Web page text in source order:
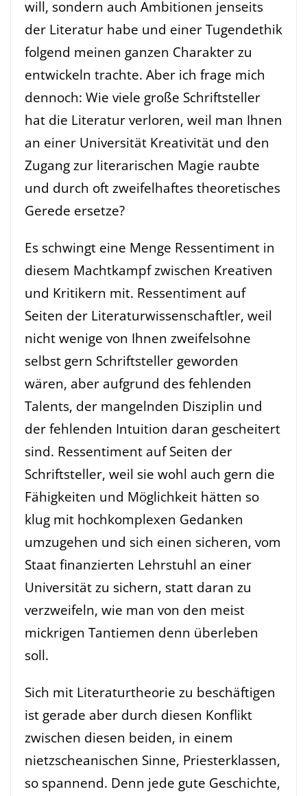
will, sondern auch Ambitionen jenseits
der Literatur habe und einer Tugendethik
folgend meinen ganzen Charakter zu
entwickeln trachte. Aber ich frage mich
dennoch: Wie viele große Schriftsteller
hat die Literatur verloren, weil man Ihnen
an einer Universität Kreativität und den
Zugang zur literarischen Magie raubte
und durch oft zweifelhaftes theoretisches
Gerede ersetze?
Es schwingt eine Menge Ressentiment in
diesem Machtkampf zwischen Kreativen
und Kritikern mit. Ressentiment auf
Seiten der Literaturwissenschaftler, weil
nicht wenige von Ihnen zweifelsohne
selbst gern Schriftsteller geworden
wären, aber aufgrund des fehlenden
Talents, der mangelnden Disziplin und
der fehlenden Intuition daran gescheitert
sind. Ressentiment auf Seiten der
Schriftsteller, weil sie wohl auch gern die
Fähigkeiten und Möglichkeit hätten so
klug mit hochkomplexen Gedanken
umzugehen und sich einen sicheren, vom
Staat finanzierten Lehrstuhl an einer
Universität zu sichern, statt daran zu
verzweifeln, wie man von den meist
mickrigen Tantiemen denn überleben
soll.
Sich mit Literaturtheorie zu beschäftigen
ist gerade aber durch diesen Konflikt
zwischen diesen beiden, in einem
nietzscheanischen Sinne, Priesterklassen,
so spannend. Denn jede gute Geschichte,